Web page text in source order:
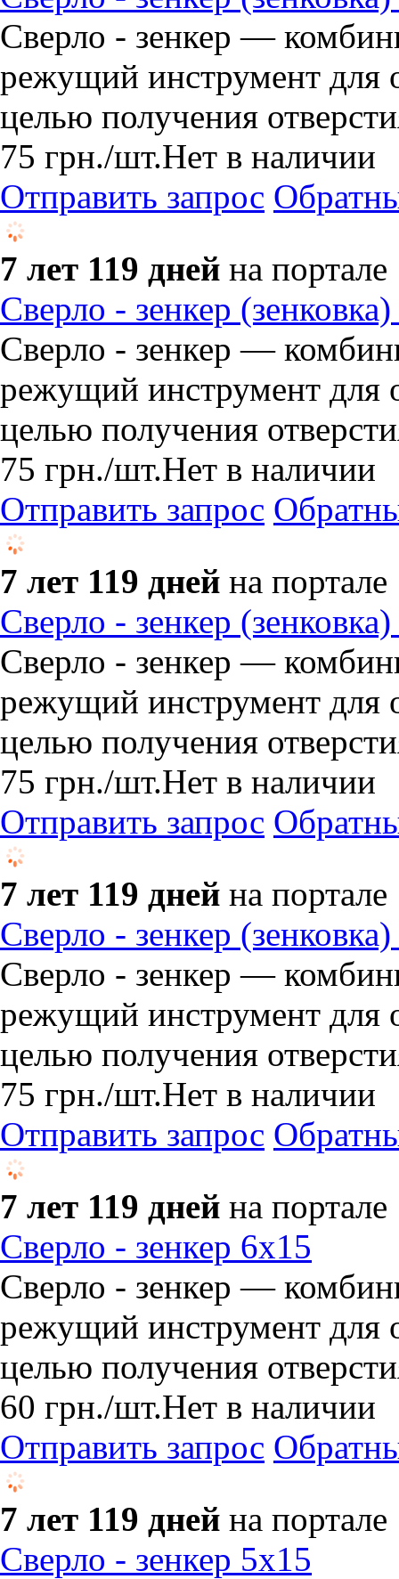
Сверло - зенкер —
режущий инструмент для
целью получения
75 грн./шт.Нет в наличии
Отправить запрос
7 лет 119 дней на портале
Сверло - зенкер
Сверло - зенкер —
режущий инструмент для
целью получения
75 грн./шт.Нет в наличии
Отправить запрос
7 лет 119 дней на портале
Сверло - зенкер
Сверло - зенкер —
режущий инструмент для
целью получения
75 грн./шт.Нет в наличии
Отправить запрос
7 лет 119 дней на портале
Сверло - зенкер
Сверло - зенкер —
режущий инструмент для
целью получения
75 грн./шт.Нет в наличии
Отправить запрос
7 лет 119 дней на портале
Сверло - зенкер 6х15
Сверло - зенкер —
режущий инструмент для
целью получения
60 грн./шт.Нет в наличии
Отправить запрос
7 лет 119 дней на портале
Сверло - зенкер 5х15